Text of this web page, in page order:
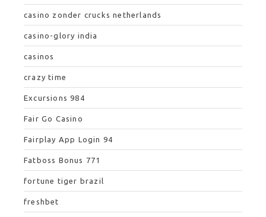
casino zonder crucks netherlands
casino-glory india
casinos
crazy time
Excursions 984
Fair Go Casino
Fairplay App Login 94
Fatboss Bonus 771
fortune tiger brazil
freshbet